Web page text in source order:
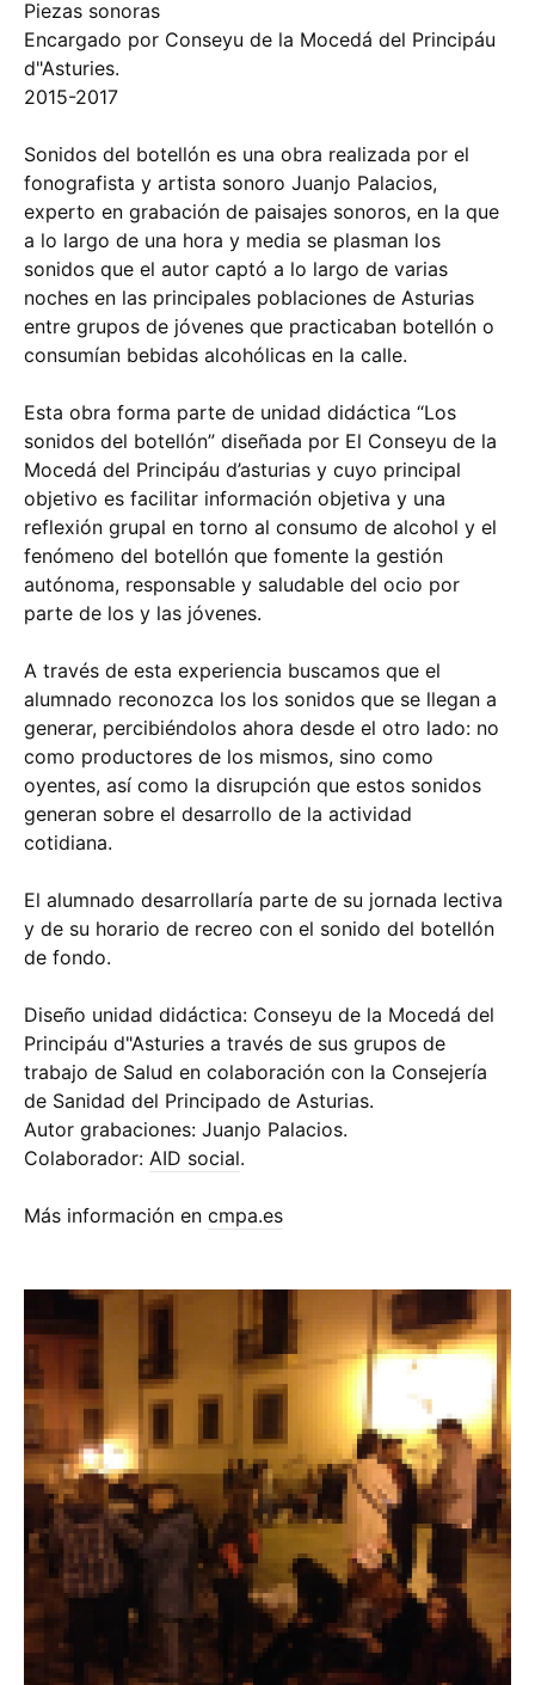
Piezas sonoras
Encargado por Conseyu de la Mocedá del Principáu
d"Asturies.
2015-2017
Sonidos del botellón es una obra realizada por el
fonografista y artista sonoro Juanjo Palacios,
experto en grabación de paisajes sonoros, en la que
a lo largo de una hora y media se plasman los
sonidos que el autor captó a lo largo de varias
noches en las principales poblaciones de Asturias
entre grupos de jóvenes que practicaban botellón o
consumían bebidas alcohólicas en la calle.
Esta obra forma parte de unidad didáctica “Los
sonidos del botellón” diseñada por El Conseyu de la
Mocedá del Principáu d’asturias y cuyo principal
objetivo es facilitar información objetiva y una
reflexión grupal en torno al consumo de alcohol y el
fenómeno del botellón que fomente la gestión
autónoma, responsable y saludable del ocio por
parte de los y las jóvenes.
A través de esta experiencia buscamos que el
alumnado reconozca los los sonidos que se llegan a
generar, percibiéndolos ahora desde el otro lado: no
como productores de los mismos, sino como
oyentes, así como la disrupción que estos sonidos
generan sobre el desarrollo de la actividad
cotidiana.
El alumnado desarrollaría parte de su jornada lectiva
y de su horario de recreo con el sonido del botellón
de fondo.
Diseño unidad didáctica: Conseyu de la Mocedá del
Principáu d"Asturies a través de sus grupos de
trabajo de Salud en colaboración con la Consejería
de Sanidad del Principado de Asturias.
Autor grabaciones: Juanjo Palacios.
Colaborador: AID social.
Más información en cmpa.es